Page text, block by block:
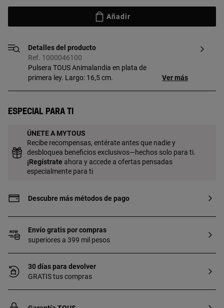
Añadir
Detalles del producto
Ref. 1000046100
Pulsera TOUS Animalandia en plata de
primera ley. Largo: 16,5 cm.
Ver más
Especial para ti
ÚNETE A MYTOUS
Recibe recompensas, entérate antes que nadie y
desbloquea beneficios exclusivos—hechos solo para ti.
¡Regístrate ahora y accede a ofertas pensadas
especialmente para ti
Descubre más métodos de pago
Envío gratis por compras
superiores a 399 mil pesos
30 días para devolver
GRATIS tus compras